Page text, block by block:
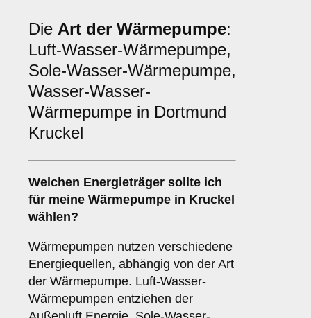
Die Art der Wärmepumpe:
Luft-Wasser-Wärmepumpe,
Sole-Wasser-Wärmepumpe,
Wasser-Wasser-
Wärmepumpe in Dortmund
Kruckel
Welchen Energieträger sollte ich
für meine Wärmepumpe in Kruckel
wählen?
Wärmepumpen nutzen verschiedene
Energiequellen, abhängig von der Art
der Wärmepumpe. Luft-Wasser-
Wärmepumpen entziehen der